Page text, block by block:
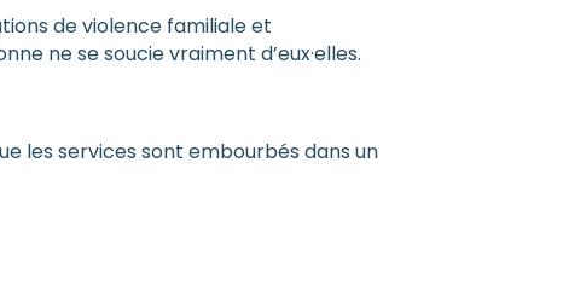
de violence familiale et
ne se soucie vraiment d’eux·elles.
les services sont embourbés dans un